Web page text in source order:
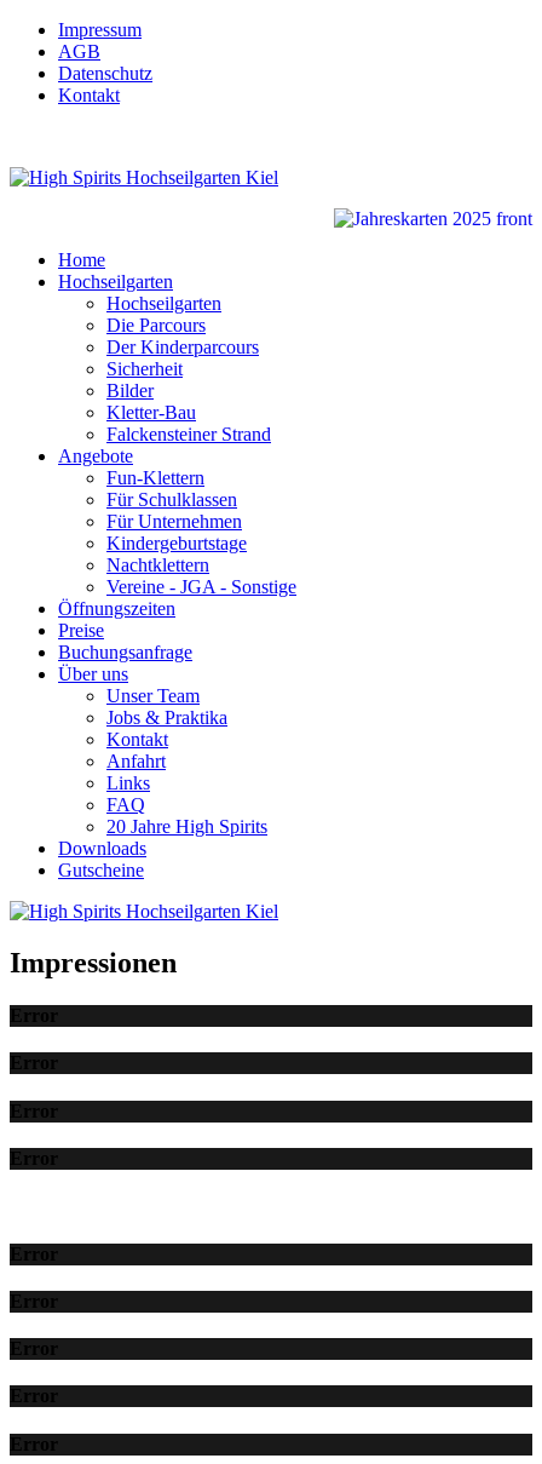
Impressum
AGB
Datenschutz
Kontakt
Home
Hochseilgarten
Hochseilgarten
Die Parcours
Der Kinderparcours
Sicherheit
Bilder
Kletter-Bau
Falckensteiner Strand
Angebote
Fun-Klettern
Für Schulklassen
Für Unternehmen
Kindergeburtstage
Nachtklettern
Vereine - JGA - Sonstige
Öffnungszeiten
Preise
Buchungsanfrage
Über uns
Unser Team
Jobs & Praktika
Kontakt
Anfahrt
Links
FAQ
20 Jahre High Spirits
Downloads
Gutscheine
Impressionen
Error
Error
Error
Error
Error
Error
Error
Error
Error